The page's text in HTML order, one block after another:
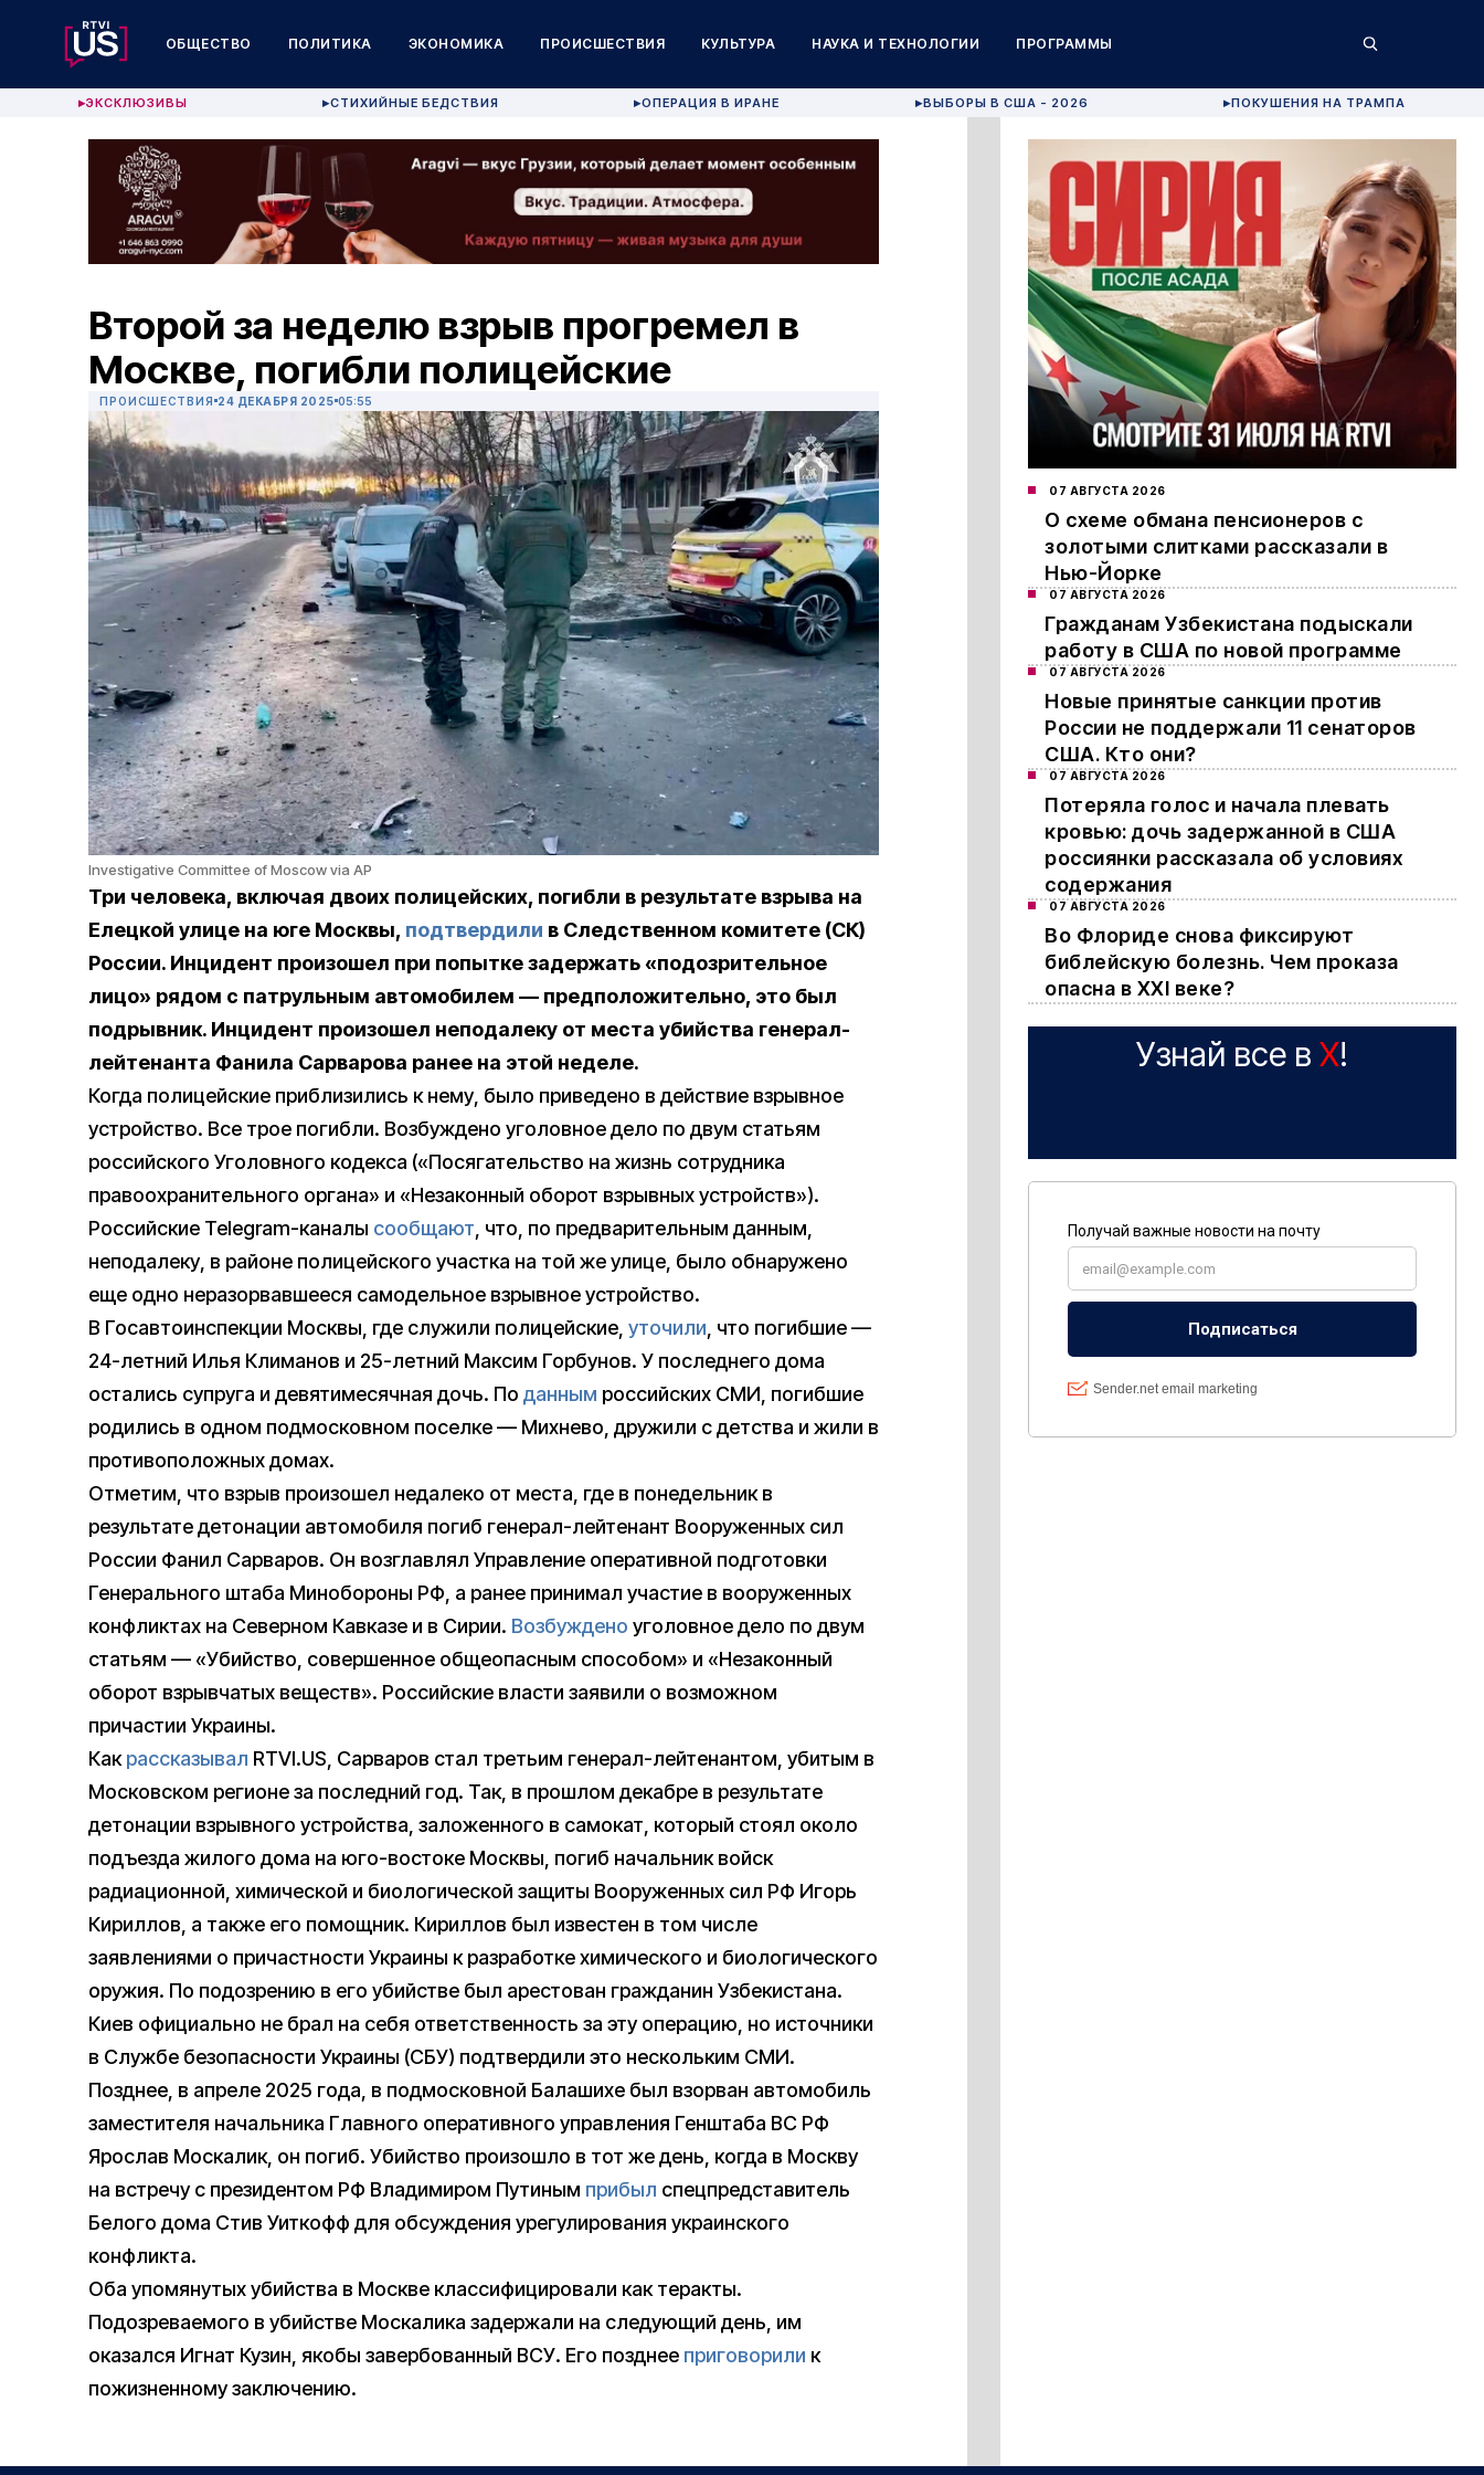
ОБЩЕСТВО ПОЛИТИКА ЭКОНОМИКА ПРОИСШЕСТВИЯ КУЛЬТУРА НАУКА И ТЕХНОЛОГИИ ПРОГРАММЫ
▶ЭКСКЛЮЗИВЫ ▶СТИХИЙНЫЕ БЕДСТВИЯ ▶ОПЕРАЦИЯ В ИРАНЕ ▶ВЫБОРЫ В США - 2026 ▶ПОКУШЕНИЯ НА ТРАМПА
Второй за неделю взрыв прогремел в
Москве, погибли полицейские
ПРОИСШЕСТВИЯ 24 ДЕКАБРЯ 2025 05:55
Investigative Committee of Moscow via AP
Три человека, включая двоих полицейских, погибли в результате взрыва на
Елецкой улице на юге Москвы, подтвердили в Следственном комитете (СК)
России. Инцидент произошел при попытке задержать «подозрительное
лицо» рядом с патрульным автомобилем — предположительно, это был
подрывник. Инцидент произошел неподалеку от места убийства генерал-
лейтенанта Фанила Сарварова ранее на этой неделе.
Когда полицейские приблизились к нему, было приведено в действие взрывное
устройство. Все трое погибли. Возбуждено уголовное дело по двум статьям
российского Уголовного кодекса («Посягательство на жизнь сотрудника
правоохранительного органа» и «Незаконный оборот взрывных устройств»).
Российские Telegram-каналы сообщают, что, по предварительным данным,
неподалеку, в районе полицейского участка на той же улице, было обнаружено
еще одно неразорвавшееся самодельное взрывное устройство.
В Госавтоинспекции Москвы, где служили полицейские, уточили, что погибшие —
24-летний Илья Климанов и 25-летний Максим Горбунов. У последнего дома
остались супруга и девятимесячная дочь. По данным российских СМИ, погибшие
родились в одном подмосковном поселке — Михнево, дружили с детства и жили в
противоположных домах.
Отметим, что взрыв произошел недалеко от места, где в понедельник в
результате детонации автомобиля погиб генерал-лейтенант Вооруженных сил
России Фанил Сарваров. Он возглавлял Управление оперативной подготовки
Генерального штаба Минобороны РФ, а ранее принимал участие в вооруженных
конфликтах на Северном Кавказе и в Сирии. Возбуждено уголовное дело по двум
статьям — «Убийство, совершенное общеопасным способом» и «Незаконный
оборот взрывчатых веществ». Российские власти заявили о возможном
причастии Украины.
Какрассказывал RTVI.US, Сарваров стал третьим генерал-лейтенантом, убитым в
Московском регионе за последний год. Так, в прошлом декабре в результате
детонации взрывного устройства, заложенного в самокат, который стоял около
подъезда жилого дома на юго-востоке Москвы, погиб начальник войск
радиационной, химической и биологической защиты Вооруженных сил РФ Игорь
Кириллов, а также его помощник. Кириллов был известен в том числе
заявлениями о причастности Украины к разработке химического и биологического
оружия. По подозрению в его убийстве был арестован гражданин Узбекистана.
Киев официально не брал на себя ответственность за эту операцию, но источники
в Службе безопасности Украины (СБУ) подтвердили это нескольким СМИ.
Позднее, в апреле 2025 года, в подмосковной Балашихе был взорван автомобиль
заместителя начальника Главного оперативного управления Генштаба ВС РФ
Ярослав Москалик, он погиб. Убийство произошло в тот же день, когда в Москву
на встречу с президентом РФ Владимиром Путиным прибыл спецпредставитель
Белого дома Стив Уиткофф для обсуждения урегулирования украинского
конфликта.
Оба упомянутых убийства в Москве классифицировали как теракты.
Подозреваемого в убийстве Москалика задержали на следующий день, им
оказался Игнат Кузин, якобы завербованный ВСУ. Его позднее приговорили к
пожизненному заключению.
07 АВГУСТА 2026
О схеме обмана пенсионеров с
золотыми слитками рассказали в
Нью-Йорке
07 АВГУСТА 2026
Гражданам Узбекистана подыскали
работу в США по новой программе
07 АВГУСТА 2026
Новые принятые санкции против
России не поддержали 11 сенаторов
США. Кто они?
07 АВГУСТА 2026
Потеряла голос и начала плевать
кровью: дочь задержанной в США
россиянки рассказала об условиях
содержания
07 АВГУСТА 2026
Во Флориде снова фиксируют
библейскую болезнь. Чем проказа
опасна в XXI веке?
Узнай все в X!